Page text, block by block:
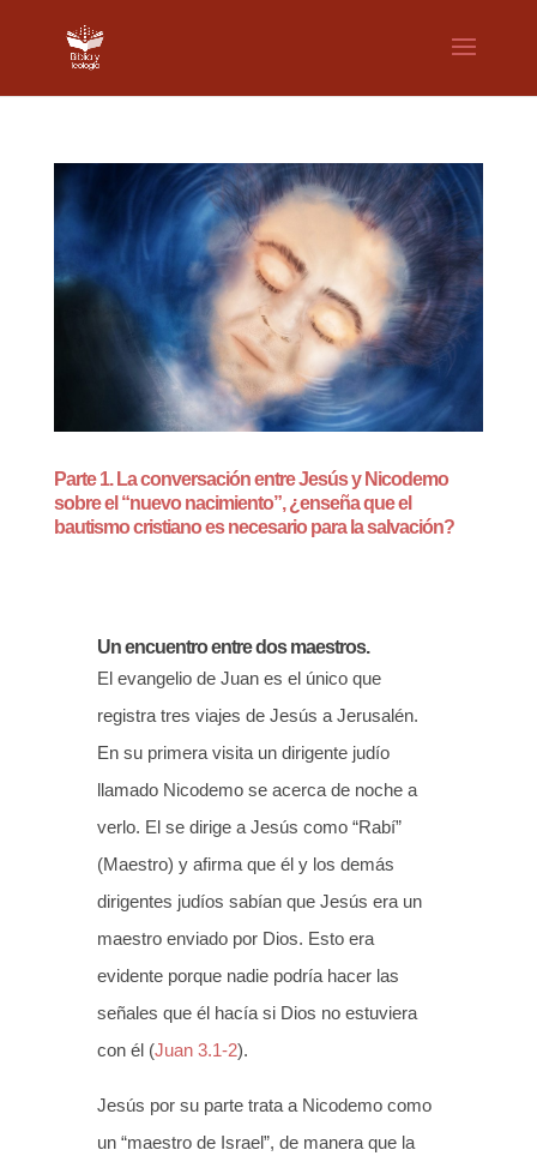
Parte 1. La conversación entre Jesús y Nicodemo
sobre el “nuevo nacimiento”, ¿enseña que el
bautismo cristiano es necesario para la salvación?
Un encuentro entre dos maestros.
El evangelio de Juan es el único que
registra tres viajes de Jesús a Jerusalén.
En su primera visita un dirigente judío
llamado Nicodemo se acerca de noche a
verlo. El se dirige a Jesús como “Rabí”
(Maestro) y afirma que él y los demás
dirigentes judíos sabían que Jesús era un
maestro enviado por Dios. Esto era
evidente porque nadie podría hacer las
señales que él hacía si Dios no estuviera
con él (Juan 3.1-2).
Jesús por su parte trata a Nicodemo como
un “maestro de Israel”, de manera que la